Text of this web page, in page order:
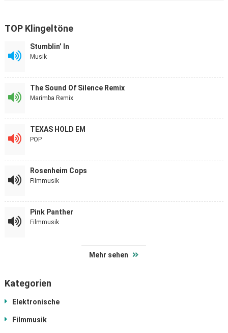
TOP Klingeltöne
Stumblin’ In
Musik
The Sound Of Silence Remix
Marimba Remix
TEXAS HOLD EM
POP
Rosenheim Cops
Filmmusik
Pink Panther
Filmmusik
Mehr sehen
Kategorien
Elektronische
Filmmusik